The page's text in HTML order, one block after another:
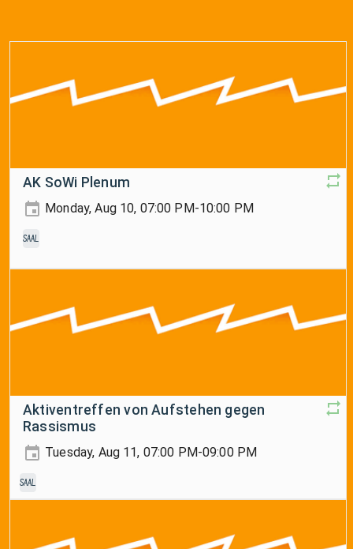
AK SoWi Plenum
Monday, Aug 10, 07:00 PM-10:00 PM
Saal
Aktiventreffen von Aufstehen gegen
Rassismus
Tuesday, Aug 11, 07:00 PM-09:00 PM
Saal